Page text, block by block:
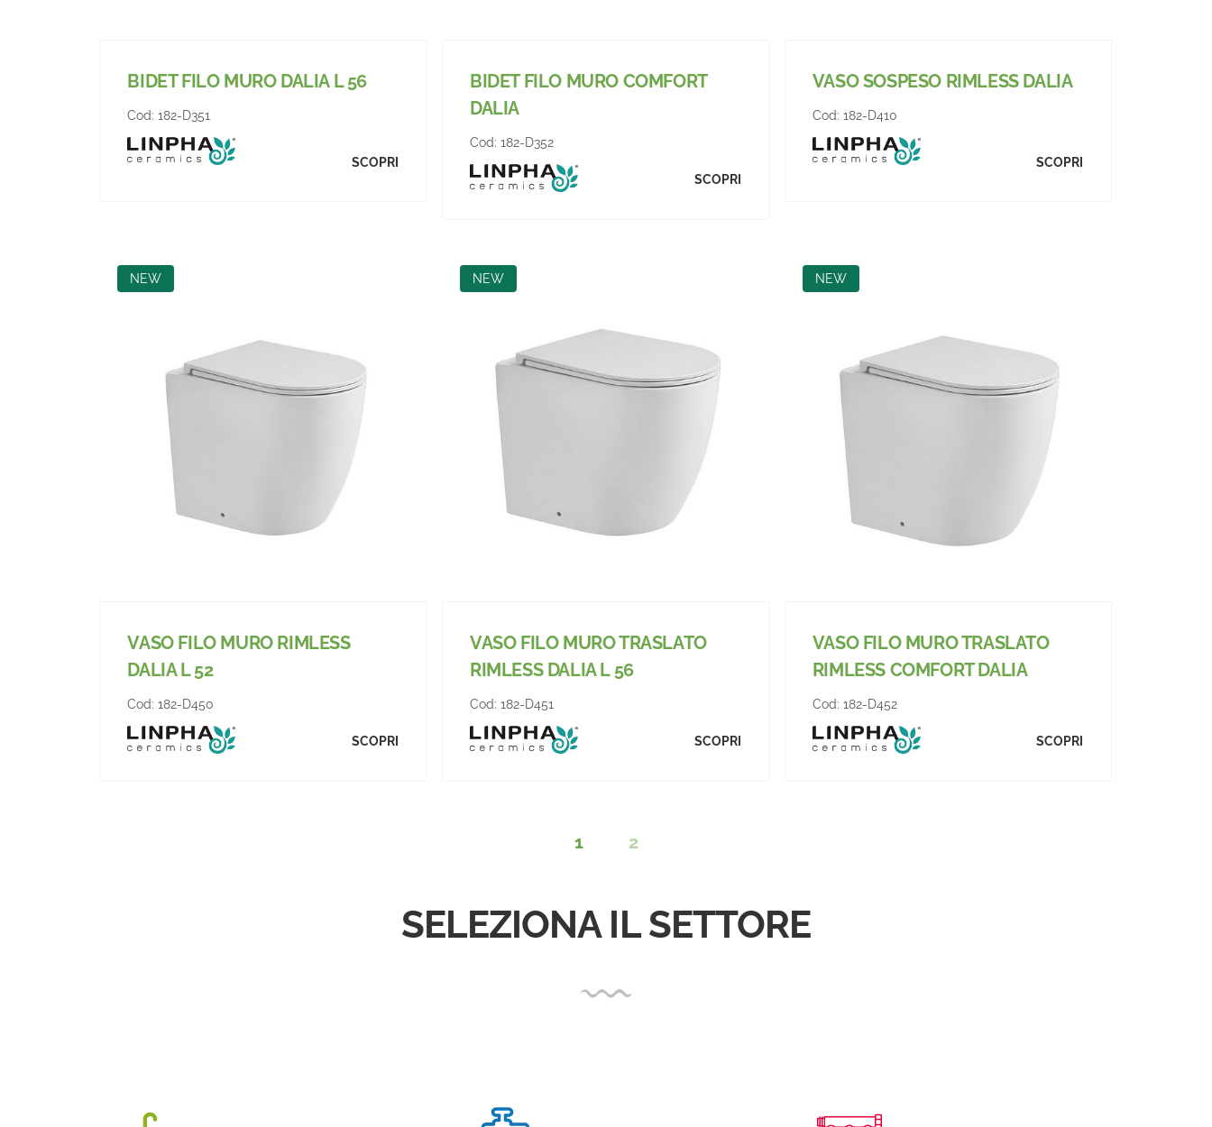
BIDET FILO MURO DALIA L 56
Cod:182-D351
SCOPRI
BIDET FILO MURO COMFORT
DALIA
Cod:182-D352
SCOPRI
VASO SOSPESO RIMLESS DALIA
Cod: 182-D410
SCOPRI
NEW
VASO FILO MURO RIMLESS
DALIA L 52
Cod:182-D450
SCOPRI
NEW
VASO FILO MURO TRASLATO
RIMLESS DALIA L 56
Cod:182-D451
SCOPRI
NEW
VASO FILO MURO TRASLATO
RIMLESS COMFORT DALIA
Cod: 182-D452
SCOPRI
1 2
SELEZIONA IL SETTORE